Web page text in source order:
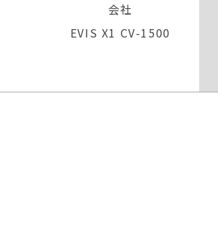
手術用顕微鏡
カールツァイスメディテック